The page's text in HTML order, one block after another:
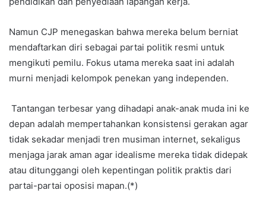
Namun CJP menegaskan bahwa mereka belum berniat
mendaftarkan diri sebagai partai politik resmi untuk
mengikuti pemilu. Fokus utama mereka saat ini adalah
murni menjadi kelompok penekan yang independen.
Tantangan terbesar yang dihadapi anak-anak muda ini ke
depan adalah mempertahankan konsistensi gerakan agar
tidak sekadar menjadi tren musiman internet, sekaligus
menjaga jarak aman agar idealisme mereka tidak didepak
atau ditunggangi oleh kepentingan politik praktis dari
partai-partai oposisi mapan.(*)